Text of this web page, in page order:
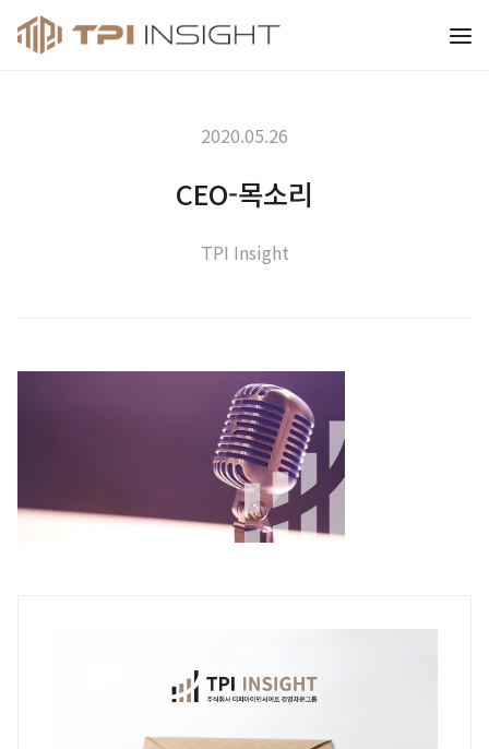
티피아이 인사이트
2020.05.26
CEO-목소리
TPI Insight